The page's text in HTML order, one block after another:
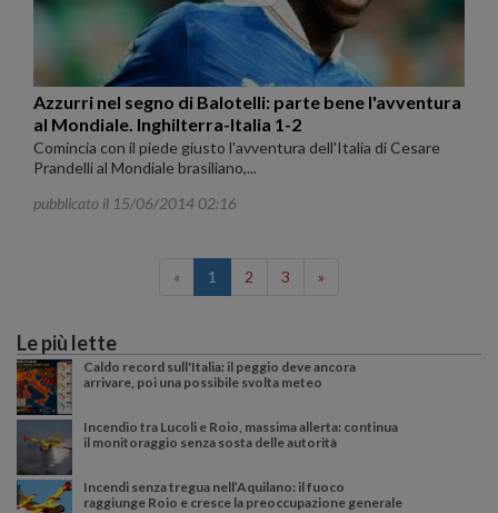
Azzurri nel segno di Balotelli: parte bene l'avventura
al Mondiale. Inghilterra-Italia 1-2
Comincia con il piede giusto l'avventura dell'Italia di Cesare
Prandelli al Mondiale brasiliano,...
pubblicato il 15/06/2014 02:16
« 1 2 3 »
Le più lette
Caldo record sull'Italia: il peggio deve ancora
arrivare, poi una possibile svolta meteo
Incendio tra Lucoli e Roio, massima allerta: continua
il monitoraggio senza sosta delle autorità
Incendi senza tregua nell’Aquilano: il fuoco
raggiunge Roio e cresce la preoccupazione generale